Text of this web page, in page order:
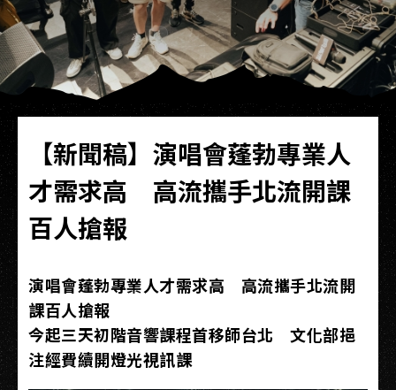
【新聞稿】演唱會蓬勃專業人
才需求高 高流攜手北流開課
百人搶報
演唱會蓬勃專業人才需求高 高流攜手北流開
課百人搶報
今起三天初階音響課程首移師台北 文化部挹
注經費續開燈光視訊課